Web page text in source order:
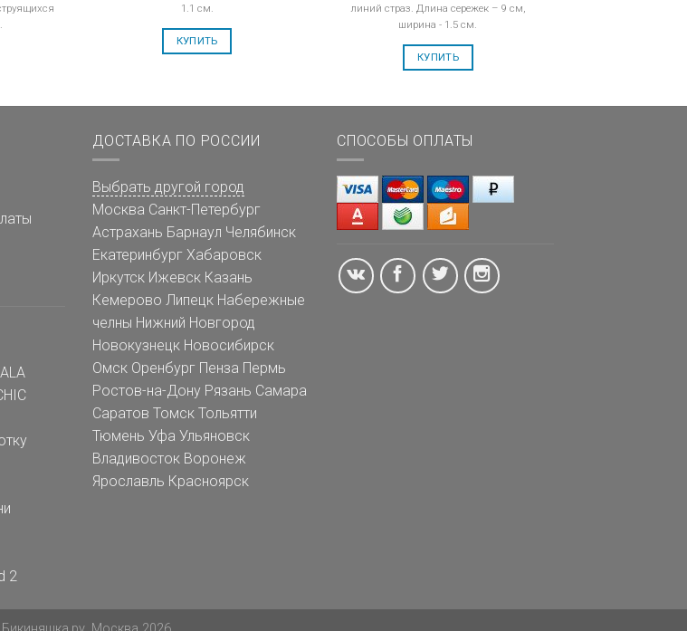
1.1 см.
КУПИТЬ
линий страз. Длина сережек – 9 см,
ширина - 1.5 см.
КУПИТЬ
2
ДОСТАВКА ПО РОССИИ
Выбрать другой город
Москва Санкт-Петербург
Астрахань Барнаул Челябинск
Екатеринбург Хабаровск
Иркутск Ижевск Казань
Кемерово Липецк Набережные
челны Нижний Новгород
Новокузнецк Новосибирск
Омск Оренбург Пенза Пермь
Ростов-на-Дону Рязань Самара
Саратов Томск Тольятти
Тюмень Уфа Ульяновск
Владивосток Воронеж
Ярославль Красноярск
СПОСОБЫ ОПЛАТЫ